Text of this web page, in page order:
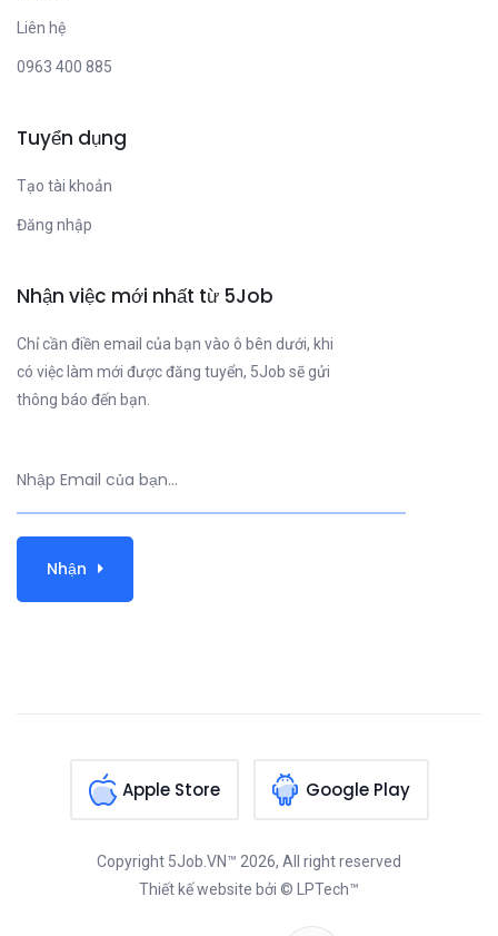
Liên hệ
0963 400 885
Tuyển dụng
Tạo tài khoản
Đăng nhập
Nhận việc mới nhất từ 5Job
Chỉ cần điền email của bạn vào ô bên dưới, khi
có việc làm mới được đăng tuyển, 5Job sẽ gửi
thông báo đến bạn.
Nhận
Apple Store Google Play
Copyright 5Job.VN™ 2026, All right reserved
Thiết kế website bởi © LPTech™